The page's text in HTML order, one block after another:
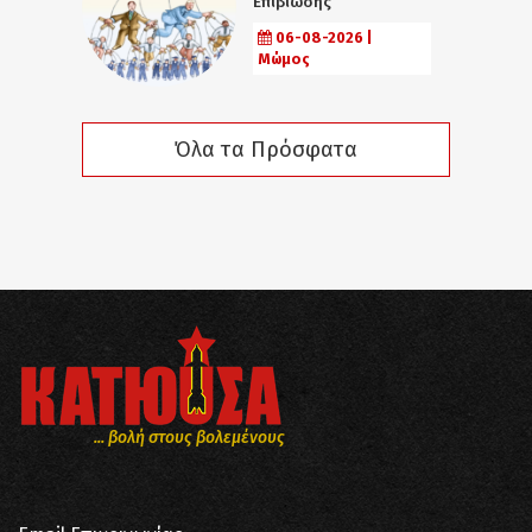
06-08-2026 |
Μώμος
Όλα τα Πρόσφατα
... βολή στους βολεμένους